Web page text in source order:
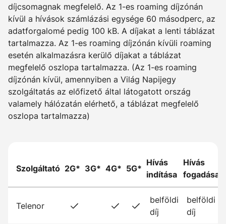
díjcsomagnak megfelelő. Az 1-es roaming díjzónán
kívül a hívások számlázási egysége 60 másodperc, az
adatforgalomé pedig 100 kB. A díjakat a lenti táblázat
tartalmazza. Az 1-es roaming díjzónán kívüli roaming
esetén alkalmazásra kerülő díjakat a táblázat
megfelelő oszlopa tartalmazza. (Az 1-es roaming
díjzónán kívül, amennyiben a Világ Napijegy
szolgáltatás az előfizető által látogatott ország
valamely hálózatán elérhető, a táblázat megfelelő
oszlopa tartalmazza)
Szolgáltató 2G* 3G* 4G* 5G*
Hívás
indítása
Hívás
fogadása
Telenor
belföldi
díj
belföldi
díj